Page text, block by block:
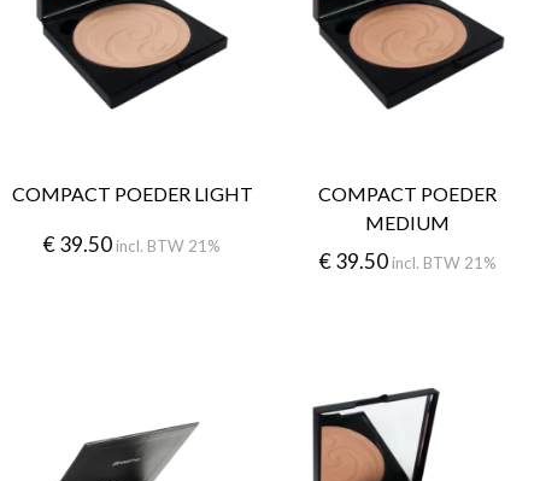
COMPACT POEDER LIGHT
€39.50 incl. BTW 21%
COMPACT POEDER
MEDIUM
€39.50 incl. BTW 21%